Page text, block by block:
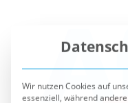
Wir nutzen Cookies auf
essenziell, während
Erfahrung zu verbessern.